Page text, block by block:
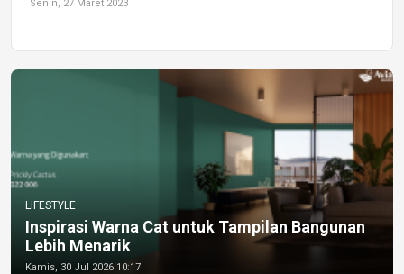
Senin, 27 Maret 2023
LIFESTYLE
Inspirasi Warna Cat untuk Tampilan Bangunan
Lebih Menarik
Kamis, 30 Jul 2026 10:17